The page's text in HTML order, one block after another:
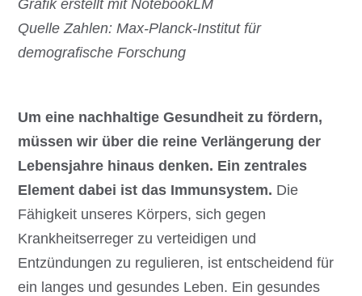
Grafik erstellt mit NotebookLM
Quelle Zahlen: Max-Planck-Institut für
demografische Forschung
Um eine nachhaltige Gesundheit zu fördern,
müssen wir über die reine Verlängerung der
Lebensjahre hinaus denken. Ein zentrales
Element dabei ist das Immunsystem. Die
Fähigkeit unseres Körpers, sich gegen
Krankheitserreger zu verteidigen und
Entzündungen zu regulieren, ist entscheidend für
ein langes und gesundes Leben. Ein gesundes